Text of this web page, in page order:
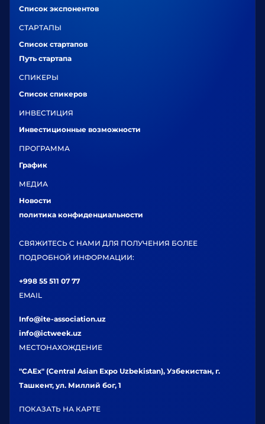
Список экспонентов
СТАРТАПЫ
Список стартапов
Путь стартапа
СПИКЕРЫ
Список спикеров
ИНВЕСТИЦИЯ
Инвестиционные возможности
ПРОГРАММА
График
МЕДИА
Новости
политика конфиденциальности
СВЯЖИТЕСЬ С НАМИ ДЛЯ ПОЛУЧЕНИЯ БОЛЕЕ
ПОДРОБНОЙ ИНФОРМАЦИИ:
+998 55 511 07 77
EMAIL
Info@ite-association.uz
info@ictweek.uz
МЕСТОНАХОЖДЕНИЕ
"CAEx" (Central Asian Expo Uzbekistan), Узбекистан, г.
Ташкент, ул. Миллий бог, 1
ПОКАЗАТЬ НА КАРТЕ